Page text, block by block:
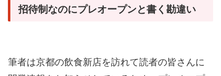
招待制なのにプレオープンと書く勘違い
筆者は京都の飲食新店を訪れて読者の皆さんに